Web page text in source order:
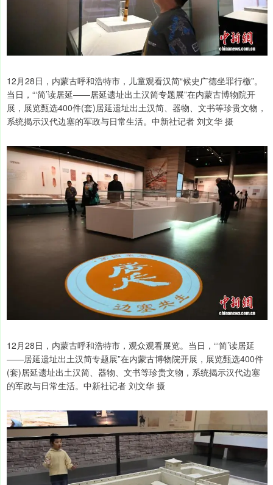
12月28日，内蒙古呼和浩特市，儿童观看汉简“候史广德坐罪行檄”。
当日，“‘简’读居延——居延遗址出土汉简专题展”在内蒙古博物院开
展，展览甄选400件(套)居延遗址出土汉简、器物、文书等珍贵文物，
系统揭示汉代边塞的军政与日常生活。中新社记者 刘文华 摄
12月28日，内蒙古呼和浩特市，观众观看展览。当日，“‘简’读居延
——居延遗址出土汉简专题展”在内蒙古博物院开展，展览甄选400件
(套)居延遗址出土汉简、器物、文书等珍贵文物，系统揭示汉代边塞
的军政与日常生活。中新社记者 刘文华 摄